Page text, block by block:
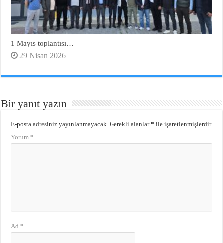
1 Mayıs toplantısı…
29 Nisan 2026
Bir yanıt yazın
E-posta adresiniz yayınlanmayacak. Gerekli alanlar* ile işaretlenmişlerdir
Yorum*
Ad*